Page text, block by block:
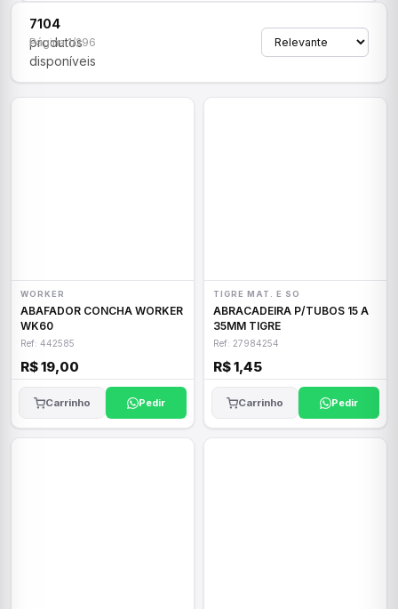
7104
produtos
disponíveis
Página 1/296
WORKER
ABAFADOR CONCHA WORKER
WK60
Ref: 442585
R$ 19,00
Carrinho Pedir
TIGRE MAT. E SO
ABRACADEIRA P/TUBOS 15 A
35MM TIGRE
Ref: 27984254
R$ 1,45
Carrinho Pedir